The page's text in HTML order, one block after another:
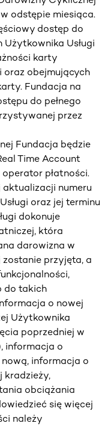
odstępie miesiąca.
dostęp do
Usługi
karty
oraz obejmujących
Fundacja na
do pełnego
przez
Fundacja będzie
Time Account
płatności.
numeru
oraz jej terminu
dokonuje
która
darowizna w
przyjęta, a
do takich
o nowej
Użytkownika
poprzedniej w
informacja o
informacja o
kradzieży,
obciążania
się więcej
należy